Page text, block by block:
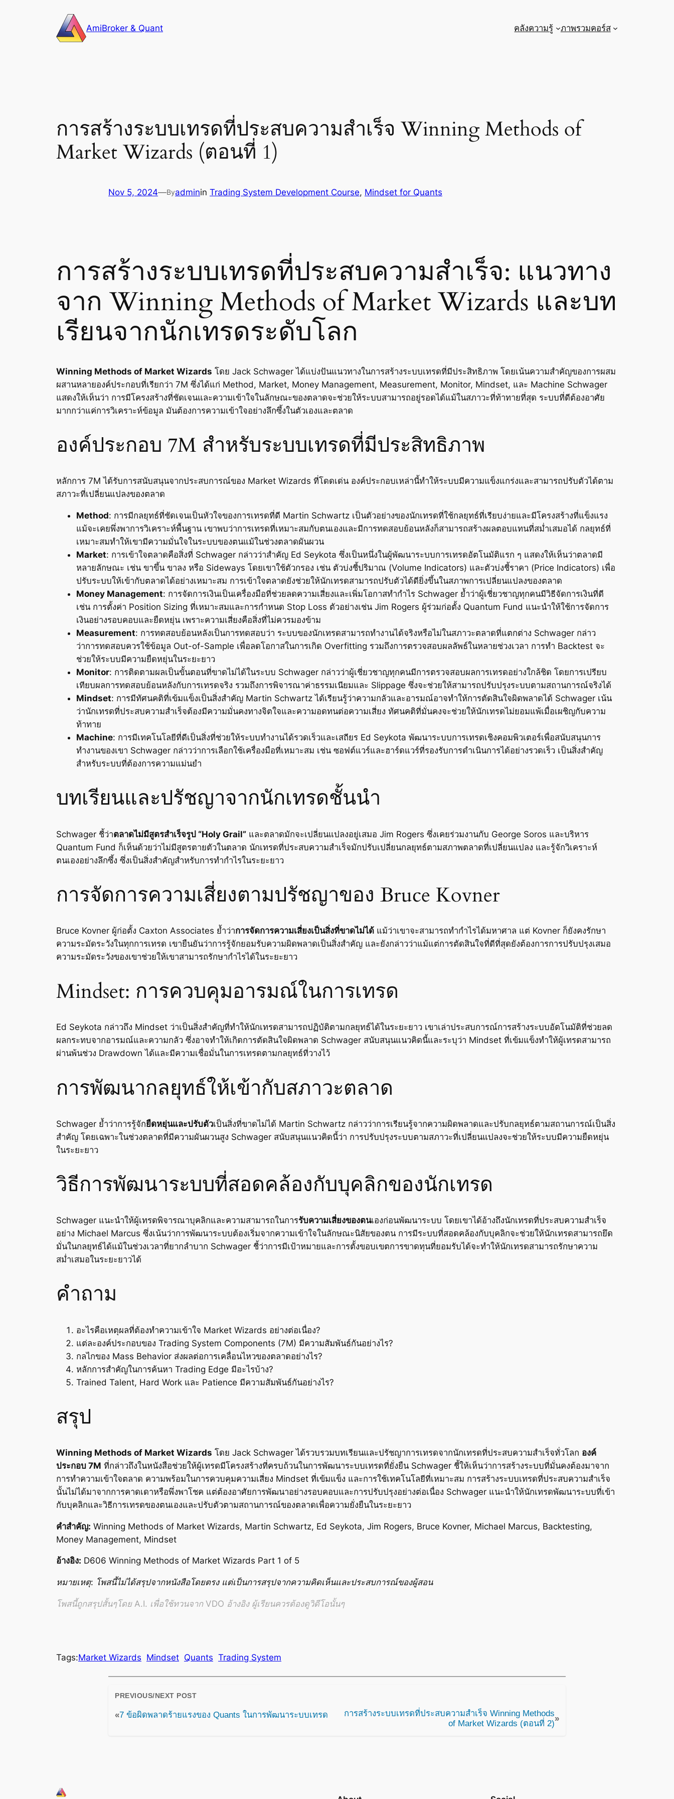
AmiBroker & Quant คลังความรู้ ภาพรวมคอร์ส
การสร้างระบบเทรดที่ประสบความสำเร็จ Winning Methods of
Market Wizards (ตอนที่ 1)
Nov 5, 2024—Byadminin Trading System Development Course, Mindset for Quants
การสร้างระบบเทรดที่ประสบความสำเร็จ: แนวทาง
จาก Winning Methods of Market Wizards และบท
เรียนจากนักเทรดระดับโลก
Winning Methods of Market Wizards โดย Jack Schwager ได้แบ่งปันแนวทางในการสร้างระบบเทรดที่มีประสิทธิภาพ โดยเน้นความสำคัญของการผสม
ผสานหลายองค์ประกอบที่เรียกว่า 7M ซึ่งได้แก่ Method, Market, Money Management, Measurement, Monitor, Mindset, และ Machine Schwager
แสดงให้เห็นว่า การมีโครงสร้างที่ชัดเจนและความเข้าใจในลักษณะของตลาดจะช่วยให้ระบบสามารถอยู่รอดได้แม้ในสภาวะที่ท้าทายที่สุด ระบบที่ดีต้องอาศัย
มากกว่าแค่การวิเคราะห์ข้อมูล มันต้องการความเข้าใจอย่างลึกซึ้งในตัวเองและตลาด
องค์ประกอบ 7M สำหรับระบบเทรดที่มีประสิทธิภาพ
หลักการ 7M ได้รับการสนับสนุนจากประสบการณ์ของ Market Wizards ที่โดดเด่น องค์ประกอบเหล่านี้ทำให้ระบบมีความแข็งแกร่งและสามารถปรับตัวได้ตาม
สภาวะที่เปลี่ยนแปลงของตลาด
Method: การมีกลยุทธ์ที่ชัดเจนเป็นหัวใจของการเทรดที่ดี Martin Schwartz เป็นตัวอย่างของนักเทรดที่ใช้กลยุทธ์ที่เรียบง่ายและมีโครงสร้างที่แข็งแรง
แม้จะเคยพึ่งพาการวิเคราะห์พื้นฐาน เขาพบว่าการเทรดที่เหมาะสมกับตนเองและมีการทดสอบย้อนหลังก็สามารถสร้างผลตอบแทนที่สม่ำเสมอได้ กลยุทธ์ที่
เหมาะสมทำให้เขามีความมั่นใจในระบบของตนแม้ในช่วงตลาดผันผวน
Market: การเข้าใจตลาดคือสิ่งที่ Schwager กล่าวว่าสำคัญ Ed Seykota ซึ่งเป็นหนึ่งในผู้พัฒนาระบบการเทรดอัตโนมัติแรก ๆ แสดงให้เห็นว่าตลาดมี
หลายลักษณะ เช่น ขาขึ้น ขาลง หรือ Sideways โดยเขาใช้ตัวกรอง เช่น ตัวบ่งชี้ปริมาณ (Volume Indicators) และตัวบ่งชี้ราคา (Price Indicators) เพื่อ
ปรับระบบให้เข้ากับตลาดได้อย่างเหมาะสม การเข้าใจตลาดยังช่วยให้นักเทรดสามารถปรับตัวได้ดียิ่งขึ้นในสภาพการเปลี่ยนแปลงของตลาด
Money Management: การจัดการเงินเป็นเครื่องมือที่ช่วยลดความเสี่ยงและเพิ่มโอกาสทำกำไร Schwager ย้ำว่าผู้เชี่ยวชาญทุกคนมีวิธีจัดการเงินที่ดี
เช่น การตั้งค่า Position Sizing ที่เหมาะสมและการกำหนด Stop Loss ตัวอย่างเช่น Jim Rogers ผู้ร่วมก่อตั้ง Quantum Fund แนะนำให้ใช้การจัดการ
เงินอย่างรอบคอบและยืดหยุ่น เพราะความเสี่ยงคือสิ่งที่ไม่ควรมองข้าม
Measurement: การทดสอบย้อนหลังเป็นการทดสอบว่า ระบบของนักเทรดสามารถทำงานได้จริงหรือไม่ในสภาวะตลาดที่แตกต่าง Schwager กล่าว
ว่าการทดสอบควรใช้ข้อมูล Out-of-Sample เพื่อลดโอกาสในการเกิด Overfitting รวมถึงการตรวจสอบผลลัพธ์ในหลายช่วงเวลา การทำ Backtest จะ
ช่วยให้ระบบมีความยืดหยุ่นในระยะยาว
Monitor: การติดตามผลเป็นขั้นตอนที่ขาดไม่ได้ในระบบ Schwager กล่าวว่าผู้เชี่ยวชาญทุกคนมีการตรวจสอบผลการเทรดอย่างใกล้ชิด โดยการเปรียบ
เทียบผลการทดสอบย้อนหลังกับการเทรดจริง รวมถึงการพิจารณาค่าธรรมเนียมและ Slippage ซึ่งจะช่วยให้สามารถปรับปรุงระบบตามสถานการณ์จริงได้
Mindset: การมีทัศนคติที่เข้มแข็งเป็นสิ่งสำคัญ Martin Schwartz ได้เรียนรู้ว่าความกลัวและอารมณ์อาจทำให้การตัดสินใจผิดพลาดได้ Schwager เน้น
ว่านักเทรดที่ประสบความสำเร็จต้องมีความมั่นคงทางจิตใจและความอดทนต่อความเสี่ยง ทัศนคติที่มั่นคงจะช่วยให้นักเทรดไม่ยอมแพ้เมื่อเผชิญกับความ
ท้าทาย
Machine: การมีเทคโนโลยีที่ดีเป็นสิ่งที่ช่วยให้ระบบทำงานได้รวดเร็วและเสถียร Ed Seykota พัฒนาระบบการเทรดเชิงคอมพิวเตอร์เพื่อสนับสนุนการ
ทำงานของเขา Schwager กล่าวว่าการเลือกใช้เครื่องมือที่เหมาะสม เช่น ซอฟต์แวร์และฮาร์ดแวร์ที่รองรับการดำเนินการได้อย่างรวดเร็ว เป็นสิ่งสำคัญ
สำหรับระบบที่ต้องการความแม่นยำ
บทเรียนและปรัชญาจากนักเทรดชั้นนำ
Schwager ชี้ว่าตลาดไม่มีสูตรสำเร็จรูป “Holy Grail” และตลาดมักจะเปลี่ยนแปลงอยู่เสมอ Jim Rogers ซึ่งเคยร่วมงานกับ George Soros และบริหาร
Quantum Fund ก็เห็นด้วยว่าไม่มีสูตรตายตัวในตลาด นักเทรดที่ประสบความสำเร็จมักปรับเปลี่ยนกลยุทธ์ตามสภาพตลาดที่เปลี่ยนแปลง และรู้จักวิเคราะห์
ตนเองอย่างลึกซึ้ง ซึ่งเป็นสิ่งสำคัญสำหรับการทำกำไรในระยะยาว
การจัดการความเสี่ยงตามปรัชญาของ Bruce Kovner
Bruce Kovner ผู้ก่อตั้ง Caxton Associates ย้ำว่าการจัดการความเสี่ยงเป็นสิ่งที่ขาดไม่ได้ แม้ว่าเขาจะสามารถทำกำไรได้มหาศาล แต่ Kovner ก็ยังคงรักษา
ความระมัดระวังในทุกการเทรด เขายืนยันว่าการรู้จักยอมรับความผิดพลาดเป็นสิ่งสำคัญ และยังกล่าวว่าแม้แต่การตัดสินใจที่ดีที่สุดยังต้องการการปรับปรุงเสมอ
ความระมัดระวังของเขาช่วยให้เขาสามารถรักษากำไรได้ในระยะยาว
Mindset: การควบคุมอารมณ์ในการเทรด
Ed Seykota กล่าวถึง Mindset ว่าเป็นสิ่งสำคัญที่ทำให้นักเทรดสามารถปฏิบัติตามกลยุทธ์ได้ในระยะยาว เขาเล่าประสบการณ์การสร้างระบบอัตโนมัติที่ช่วยลด
ผลกระทบจากอารมณ์และความกลัว ซึ่งอาจทำให้เกิดการตัดสินใจผิดพลาด Schwager สนับสนุนแนวคิดนี้และระบุว่า Mindset ที่เข้มแข็งทำให้ผู้เทรดสามารถ
ผ่านพ้นช่วง Drawdown ได้และมีความเชื่อมั่นในการเทรดตามกลยุทธ์ที่วางไว้
การพัฒนากลยุทธ์ให้เข้ากับสภาวะตลาด
Schwager ย้ำว่าการรู้จักยืดหยุ่นและปรับตัวเป็นสิ่งที่ขาดไม่ได้ Martin Schwartz กล่าวว่าการเรียนรู้จากความผิดพลาดและปรับกลยุทธ์ตามสถานการณ์เป็นสิ่ง
สำคัญ โดยเฉพาะในช่วงตลาดที่มีความผันผวนสูง Schwager สนับสนุนแนวคิดนี้ว่า การปรับปรุงระบบตามสภาวะที่เปลี่ยนแปลงจะช่วยให้ระบบมีความยืดหยุ่น
ในระยะยาว
วิธีการพัฒนาระบบที่สอดคล้องกับบุคลิกของนักเทรด
Schwager แนะนำให้ผู้เทรดพิจารณาบุคลิกและความสามารถในการรับความเสี่ยงของตนเองก่อนพัฒนาระบบ โดยเขาได้อ้างถึงนักเทรดที่ประสบความสำเร็จ
อย่าง Michael Marcus ซึ่งเน้นว่าการพัฒนาระบบต้องเริ่มจากความเข้าใจในลักษณะนิสัยของตน การมีระบบที่สอดคล้องกับบุคลิกจะช่วยให้นักเทรดสามารถยึด
มั่นในกลยุทธ์ได้แม้ในช่วงเวลาที่ยากลำบาก Schwager ชี้ว่าการมีเป้าหมายและการตั้งขอบเขตการขาดทุนที่ยอมรับได้จะทำให้นักเทรดสามารถรักษาความ
สม่ำเสมอในระยะยาวได้
คำถาม
อะไรคือเหตุผลที่ต้องทำความเข้าใจ Market Wizards อย่างต่อเนื่อง?
แต่ละองค์ประกอบของ Trading System Components (7M) มีความสัมพันธ์กันอย่างไร?
กลไกของ Mass Behavior ส่งผลต่อการเคลื่อนไหวของตลาดอย่างไร?
หลักการสำคัญในการค้นหา Trading Edge มีอะไรบ้าง?
Trained Talent, Hard Work และ Patience มีความสัมพันธ์กันอย่างไร?
สรุป
Winning Methods of Market Wizards โดย Jack Schwager ได้รวบรวมบทเรียนและปรัชญาการเทรดจากนักเทรดที่ประสบความสำเร็จทั่วโลก องค์
ประกอบ 7M ที่กล่าวถึงในหนังสือช่วยให้ผู้เทรดมีโครงสร้างที่ครบถ้วนในการพัฒนาระบบเทรดที่ยั่งยืน Schwager ชี้ให้เห็นว่าการสร้างระบบที่มั่นคงต้องมาจาก
การทำความเข้าใจตลาด ความพร้อมในการควบคุมความเสี่ยง Mindset ที่เข้มแข็ง และการใช้เทคโนโลยีที่เหมาะสม การสร้างระบบเทรดที่ประสบความสำเร็จ
นั้นไม่ได้มาจากการคาดเดาหรือพึ่งพาโชค แต่ต้องอาศัยการพัฒนาอย่างรอบคอบและการปรับปรุงอย่างต่อเนื่อง Schwager แนะนำให้นักเทรดพัฒนาระบบที่เข้า
กับบุคลิกและวิธีการเทรดของตนเองและปรับตัวตามสถานการณ์ของตลาดเพื่อความยั่งยืนในระยะยาว
คำสำคัญ: Winning Methods of Market Wizards, Martin Schwartz, Ed Seykota, Jim Rogers, Bruce Kovner, Michael Marcus, Backtesting,
Money Management, Mindset
อ้างอิง: D606 Winning Methods of Market Wizards Part 1 of 5
หมายเหตุ: โพสนี้ไม่ได้สรุปจากหนังสือโดยตรง แต่เป็นการสรุปจากความคิดเห็นและประสบการณ์ของผู้สอน
โพสนี้ถูกสรุปสั้นๆโดย A.I. เพื่อใช้ทวนจาก VDO อ้างอิง ผู้เรียนควรต้องดูวิดีโอนั้นๆ
Tags:Market Wizards Mindset Quants Trading System
PREVIOUS/NEXT POST
«7 ข้อผิดพลาดร้ายแรงของ Quants ในการพัฒนาระบบเทรด
การสร้างระบบเทรดที่ประสบความสำเร็จ Winning Methods
of Market Wizards (ตอนที่ 2)
»